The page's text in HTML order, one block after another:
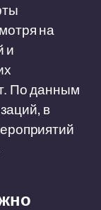
на
и
По данным
в